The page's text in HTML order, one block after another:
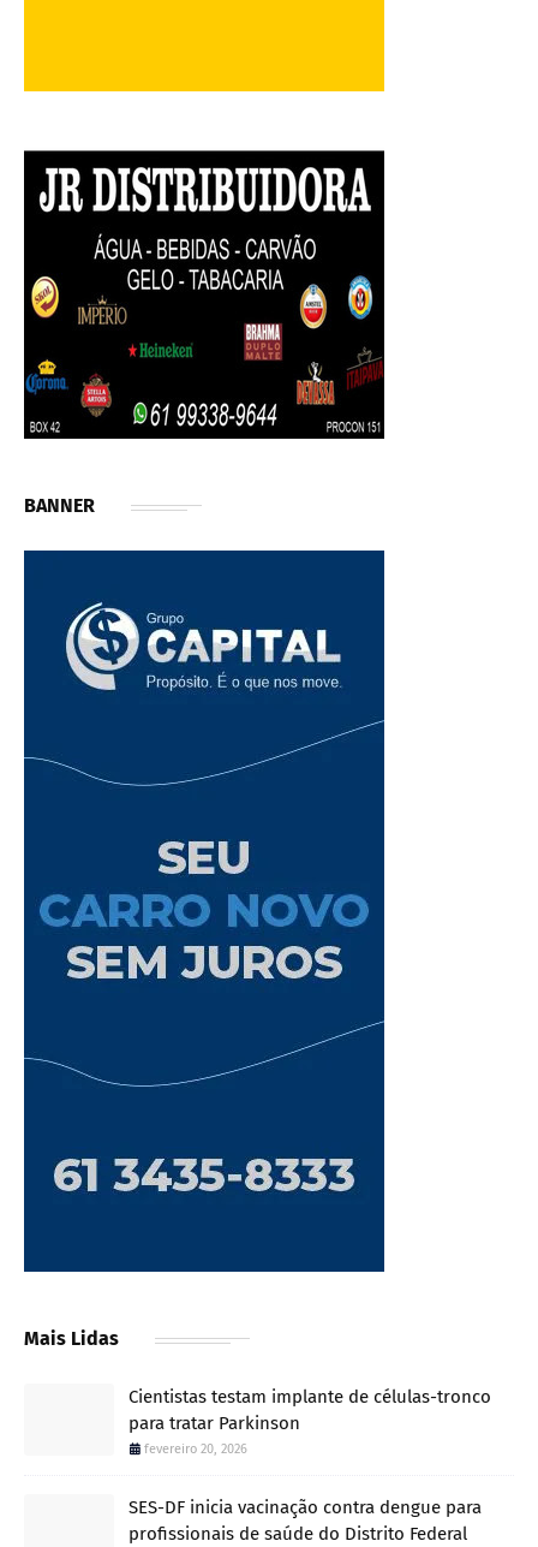
BANNER
Mais Lidas
Cientistas testam implante de células-tronco
para tratar Parkinson
fevereiro 20, 2026
SES-DF inicia vacinação contra dengue para
profissionais de saúde do Distrito Federal